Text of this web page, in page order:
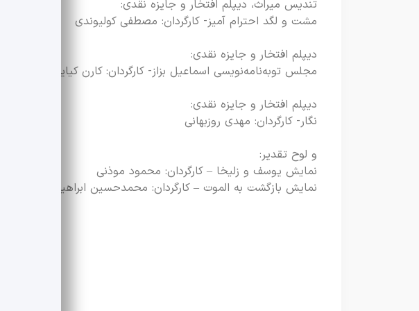
تندیس میراث، دیپلم افتخار و جایزه نقدی:
مشت و لگد احترام آمیز- کارگردان: مصطفی کولیوندی
دیپلم افتخار و جایزه نقدی:
مجلس توبه‌نامه‌نویسی اسماعیل بزاز- کارگردان: کارن کیایی
دیپلم افتخار و جایزه نقدی:
نگار- کارگردان: مهدی روزبهانی
و لوح تقدیر:
نمایش یوسف و زلیخا – کارگردان: محمود موذنی
نمایش بازگشت به الموت – کارگردان: محمدحسین ابراهیمی